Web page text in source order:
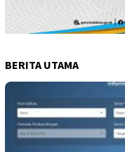
BERITA UTAMA